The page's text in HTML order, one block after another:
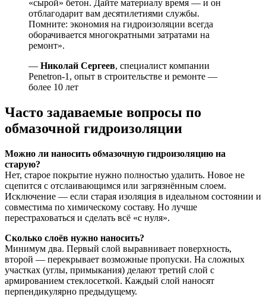
«сырой» бетон. Дайте материалу время — и он
отблагодарит вам десятилетиями службы.
Помните: экономия на гидроизоляции всегда
оборачивается многократными затратами на
ремонт».
— Николай Сергеев, специалист компании
Penetron-1, опыт в строительстве и ремонте —
более 10 лет
Часто задаваемые вопросы по
обмазочной гидроизоляции
Можно ли наносить обмазочную гидроизоляцию на
старую?
Нет, старое покрытие нужно полностью удалить. Новое не
сцепится с отслаивающимся или загрязнённым слоем.
Исключение — если старая изоляция в идеальном состоянии и
совместима по химическому составу. Но лучше
перестраховаться и сделать всё «с нуля».
Сколько слоёв нужно наносить?
Минимум два. Первый слой выравнивает поверхность,
второй — перекрывает возможные пропуски. На сложных
участках (углы, примыкания) делают третий слой с
армированием стеклосеткой. Каждый слой наносят
перпендикулярно предыдущему.